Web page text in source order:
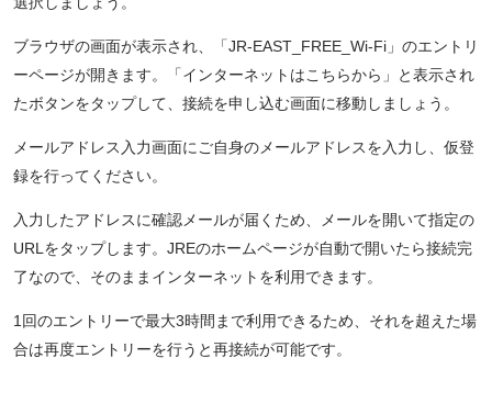
ブラウザの画面が表示され、「JR-EAST_FREE_Wi-Fi」のエントリ
ーページが開きます。「インターネットはこちらから」と表示され
たボタンをタップして、接続を申し込む画面に移動しましょう。
メールアドレス入力画面にご自身のメールアドレスを入力し、仮登
録を行ってください。
入力したアドレスに確認メールが届くため、メールを開いて指定の
URLをタップします。JREのホームページが自動で開いたら接続完
了なので、そのままインターネットを利用できます。
1回のエントリーで最大3時間まで利用できるため、それを超えた場
合は再度エントリーを行うと再接続が可能です。